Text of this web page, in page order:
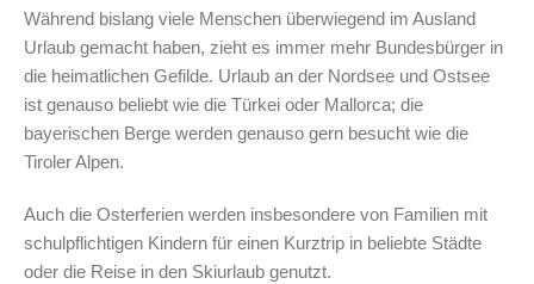
Während bislang viele Menschen überwiegend im Ausland
Urlaub gemacht haben, zieht es immer mehr Bundesbürger in
die heimatlichen Gefilde. Urlaub an der Nordsee und Ostsee
ist genauso beliebt wie die Türkei oder Mallorca; die
bayerischen Berge werden genauso gern besucht wie die
Tiroler Alpen.
Auch die Osterferien werden insbesondere von Familien mit
schulpflichtigen Kindern für einen Kurztrip in beliebte Städte
oder die Reise in den Skiurlaub genutzt.